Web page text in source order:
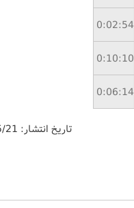
0:02:54
0:10:10
0:06:14
تاریخ انتشار: 21